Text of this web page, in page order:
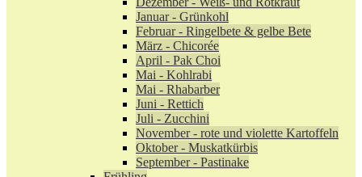
Januar - Grünkohl
Februar - Ringelbete & gelbe Bete
März - Chicorée
April - Pak Choi
Mai - Kohlrabi
Mai - Rhabarber
Juni - Rettich
Juli - Zucchini
November - rote und violette Kartoffeln
Oktober - Muskatkürbis
September - Pastinake